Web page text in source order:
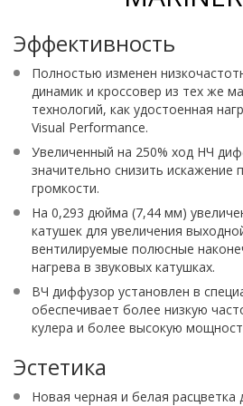
Эффективность
Полностью изменен
динамик и кроссовер из тех же
технологий, как удостоенная
Visual Performance.
Увеличенный на 250% ход НЧ
значительно снизить искажение
громкости.
На 0,293 дюйма (7,44 мм)
катушек для увеличения
вентилируемые полюсные
нагрева в звуковых катушках.
ВЧ диффузор установлен в
обеспечивает более низкую
кулера и более высокую
Эстетика
Новая черная и белая расцветка